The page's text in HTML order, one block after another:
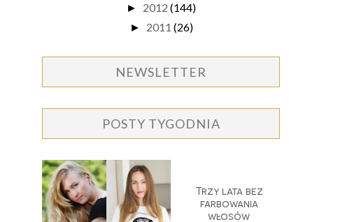
► 2012 (144)
► 2011 (26)
NEWSLETTER
POSTY TYGODNIA
Trzy lata bez
farbowania
włosów